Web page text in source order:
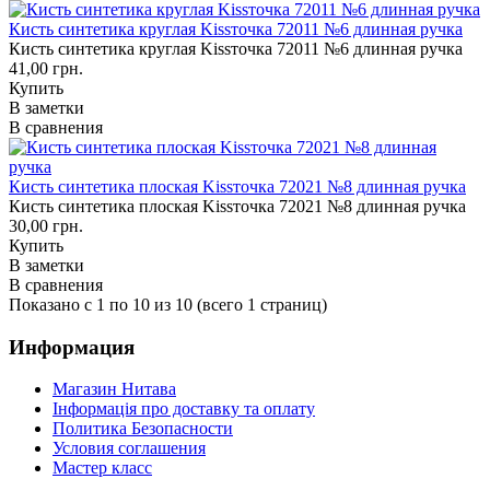
Кисть синтетика круглая Kissточка 72011 №6 длинная ручка
Кисть синтетика круглая Kissточка 72011 №6 длинная ручка
41,00 грн.
Купить
В заметки
В сравнения
Кисть синтетика плоская Kissточка 72021 №8 длинная ручка
Кисть синтетика плоская Kissточка 72021 №8 длинная ручка
30,00 грн.
Купить
В заметки
В сравнения
Показано с 1 по 10 из 10 (всего 1 страниц)
Информация
Магазин Нитава
Інформація про доставку та оплату
Политика Безопасности
Условия соглашения
Мастер класс